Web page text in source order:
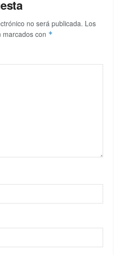
no será publicada. Los
marcados con *